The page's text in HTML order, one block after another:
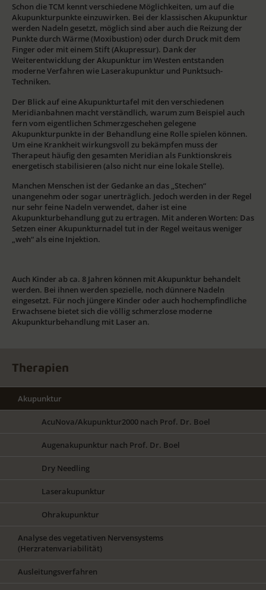
Therapien
Akupunktur
AcuNova/Akupunktur2000 nach Prof. Dr. Boel
Augenakupunktur nach Prof. Dr. Boel
Dry Needling
Laserakupunktur
Ohrakupunktur
Analyse des vegetativen Nervensystems
(Herzratenvariabilität)
Ausleitungsverfahren
Schon die TCM kennt verschiedene Möglichkeiten, um auf die
Akupunkturpunkte einzuwirken. Bei der klassischen Akupunktur
werden Nadeln gesetzt, möglich sind aber auch die Reizung der
Punkte durch Wärme (Moxibustion) oder durch Druck mit dem
Finger oder mit einem Stift (Akupressur). Dank der
Weiterentwicklung der Akupunktur im Westen entstanden
moderne Verfahren wie Laserakupunktur und Punktsuch-
Techniken.
Der Blick auf eine Akupunkturtafel mit den verschiedenen
Meridianbahnen macht verständlich, warum zum Beispiel auch
fern vom eigentlichen Schmerzgeschehen gelegene
Akupunkturpunkte in der Behandlung eine Rolle spielen können.
Um eine Krankheit wirkungsvoll zu bekämpfen muss der
Therapeut häufig den gesamten Meridian als Funktionskreis
energetisch stabilisieren (also nicht nur eine lokale Stelle).
Manchen Menschen ist der Gedanke an das „Stechen“
unangenehm oder sogar unerträglich. Jedoch werden in der Regel
nur sehr feine Nadeln verwendet, daher ist eine
Akupunkturbehandlung gut zu ertragen. Mit anderen Worten: Das
Setzen einer Akupunkturnadel tut in der Regel weitaus weniger
„weh“ als eine Injektion.
Auch Kinder ab ca. 8 Jahren können mit Akupunktur behandelt
werden. Bei ihnen werden spezielle, noch dünnere Nadeln
eingesetzt. Für noch jüngere Kinder oder auch hochempfindliche
Erwachsene bietet sich die völlig schmerzlose moderne
Akupunkturbehandlung mit Laser an.